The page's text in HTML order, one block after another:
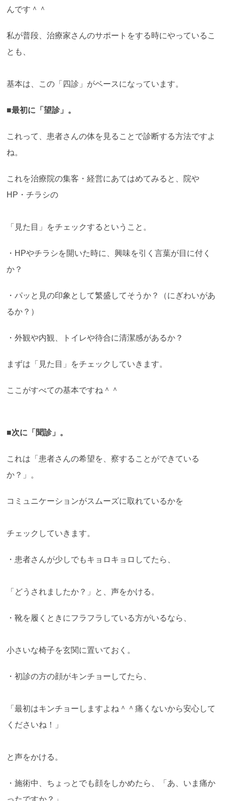
んです＾＾
私が普段、治療家さんのサポートをする時にやっているこ
とも、
基本は、この「四診」がベースになっています。
■最初に「望診」。
これって、患者さんの体を見ることで診断する方法ですよ
ね。
これを治療院の集客・経営にあてはめてみると、院や
HP・チラシの
「見た目」をチェックするということ。
・HPやチラシを開いた時に、興味を引く言葉が目に付く
か？
・パッと見の印象として繁盛してそうか？（にぎわいがあ
るか？）
・外観や内観、トイレや待合に清潔感があるか？
まずは「見た目」をチェックしていきます。
ここがすべての基本ですね＾＾
■次に「聞診」。
これは「患者さんの希望を、察することができている
か？」。
コミュニケーションがスムーズに取れているかを
チェックしていきます。
・患者さんが少しでもキョロキョロしてたら、
「どうされましたか？」と、声をかける。
・靴を履くときにフラフラしている方がいるなら、
小さいな椅子を玄関に置いておく。
・初診の方の顔がキンチョーしてたら、
「最初はキンチョーしますよね＾＾痛くないから安心して
くださいね！」
と声をかける。
・施術中、ちょっとでも顔をしかめたら、「あ、いま痛か